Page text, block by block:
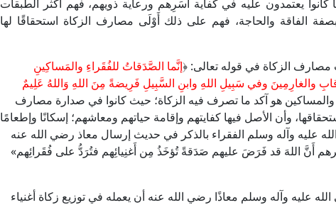
كانوا يعتمدون عليه في كفاية أسَرِهم ورعاية ذويهم، فهم أكثر الطبقات
الفاقة والحاجة، فهم على ذلك أَوْلَى مصارف الزكاة استحقاقًا لها
مصارف الزكاة في قوله تعالى: ﴿إنَّما الصَّدَقاتُ للفُقَراءِ والمَساكِينِ
والغارِمِينَ وفي سَبِيلِ اللهِ وابنِ السَّبِيلِ فَرِيضةً مِنَ اللهِ وَاللهُ عَلِيمٌ
الفقراء والمساكين هو آكد ما تصرف فيه الزكاة؛ حيث كانوا في صدارة مصارف
وأن الأصل فيها كفايتهم وإقامة حياتهم ومعاشهم؛ إسكانًا وإطعامًا
عليه وآله وسلم الفقراء بالذكر في حديث إرسال معاذ رضي الله عنه
أَنَّ اللهَ قد فَرَضَ عليهم صَدَقةً تُؤخَذُ مِن أَغنِيائِهم فتُرَدُّ على فُقَرائِهم»
عليه وآله وسلم معاذًا رضي الله عنه أن يعمله في توزيع زكاة أغنياء